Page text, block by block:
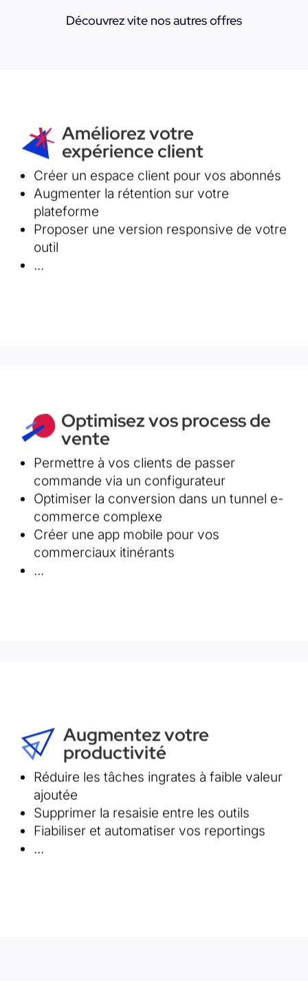
Découvrez vite nos autres offres
Améliorez votre
expérience client
Créer un espace client pour vos abonnés
Augmenter la rétention sur votre
plateforme
Proposer une version responsive de votre
outil
...
Découvrez comment la tech peut vous aider à
mieux satisfaire vos clients
Détails de l'offre
Optimisez vos process de
vente
Permettre à vos clients de passer
commande via un configurateur
Optimiser la conversion dans un tunnel e-
commerce complexe
Créer une app mobile pour vos
commerciaux itinérants
...
Découvrez comment la tech peut vous aider à
augmenter votre chiffre d'affaire
Détails de l'offre
Augmentez votre
productivité
Réduire les tâches ingrates à faible valeur
ajoutée
Supprimer la resaisie entre les outils
Fiabiliser et automatiser vos reportings
...
Découvrez comment la tech peut vous aider à
lancer vos business de demain
Détails de l'offre